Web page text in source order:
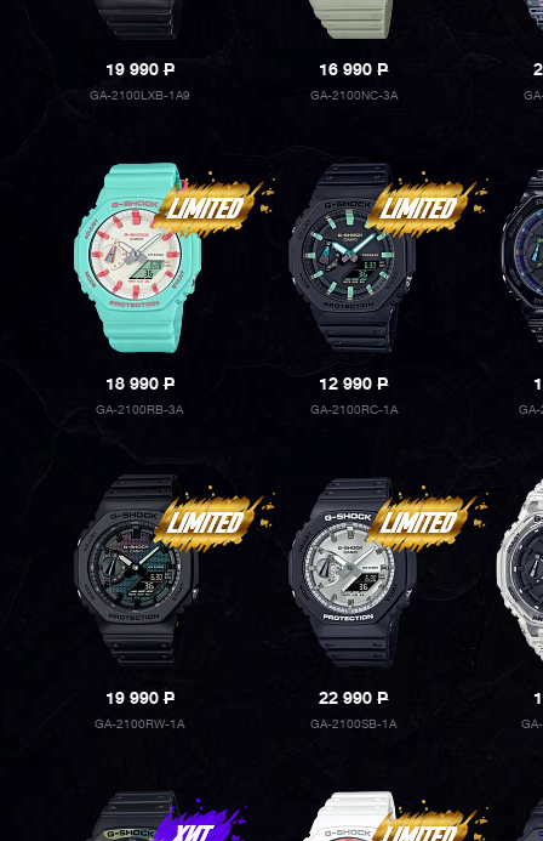
19 990P
GA-2100LXB-1A9
16 990P
GA-2100NC-3A
18 990P
GA-2100RB-3A
12 990P
GA-2100RC-1A
19 990P
GA-2100RW-1A
22 990P
GA-2100SB-1A